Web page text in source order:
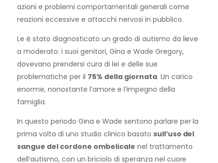
azioni e problemi comportamentali generali come
reazioni eccessive e attacchi nervosi in pubblico.
Le è stato diagnosticato un grado di autismo da lieve
a moderato: i suoi genitori, Gina e Wade Gregory,
dovevano prendersi cura di lei e delle sue
problematiche per il 75% della giornata. Un carico
enorme, nonostante l’amore e l’impegno della
famiglia.
In questo periodo Gina e Wade sentono parlare per la
prima volta di uno studio clinico basato sull’uso del
sangue del cordone ombelicale nel trattamento
dell’autismo, con un briciolo di speranza nel cuore